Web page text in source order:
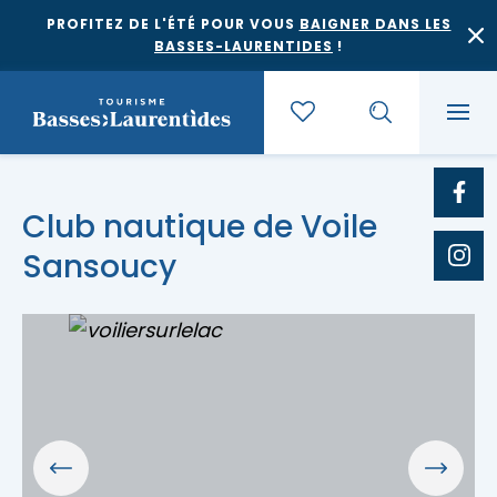
PROFITEZ DE L'ÉTÉ POUR VOUS BAIGNER DANS LES
BASSES-LAURENTIDES !
Quoi faire
Escapades
Club nautique de Voile
Sansoucy